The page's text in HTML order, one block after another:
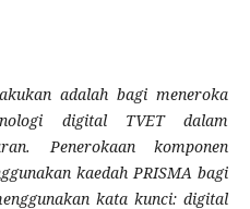
adalah bagi meneroka
digital TVET dalam
Penerokaan komponen
kaedah PRISMA bagi
kata kunci: digital